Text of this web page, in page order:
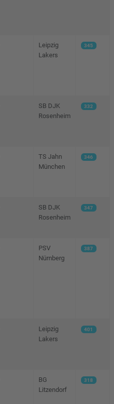
Leipzig
Lakers
345
SB DJK
Rosenheim
332
TS Jahn
München
346
SB DJK
Rosenheim
347
PSV
Nürnberg
387
Leipzig
Lakers
401
BG
Litzendorf
318